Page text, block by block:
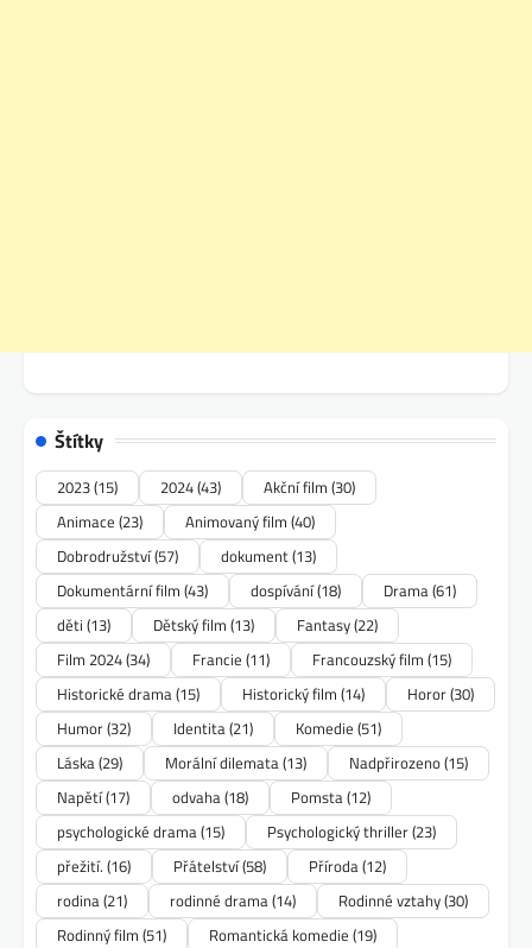
Štítky
2023(15) 2024(43) Akční film (30)
Animace (23) Animovaný film (40)
Dobrodružství(57) dokument(13)
Dokumentární film (43) dospívání(18) Drama(61)
děti (13) Dětský film (13) Fantasy(22)
Film 2024(34) Francie (11) Francouzský film (15)
Historické drama(15) Historický film (14) Horor(30)
Humor(32) Identita(21) Komedie (51)
Láska(29) Morální dilemata(13) Nadpřirozeno(15)
Napětí(17) odvaha(18) Pomsta(12)
psychologické drama(15) Psychologický thriller(23)
přežití. (16) Přátelství(58) Příroda(12)
rodina(21) rodinné drama(14) Rodinné vztahy(30)
Rodinný film (51) Romantická komedie (19)